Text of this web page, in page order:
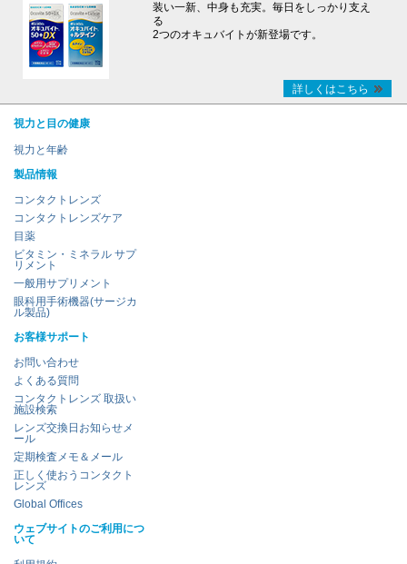
装い一新、中身も充実。毎日をしっかり支え
る
2つのオキュバイトが新登場です。
詳しくはこちら
視力と目の健康
視力と年齢
製品情報
コンタクトレンズ
コンタクトレンズケア
目薬
ビタミン・ミネラル サプ
リメント
一般用サプリメント
眼科用手術機器(サージカ
ル製品)
お客様サポート
お問い合わせ
よくある質問
コンタクトレンズ 取扱い
施設検索
レンズ交換日お知らせメ
ール
定期検査メモ＆メール
正しく使おうコンタクト
レンズ
Global Offices
ウェブサイトのご利用につ
いて